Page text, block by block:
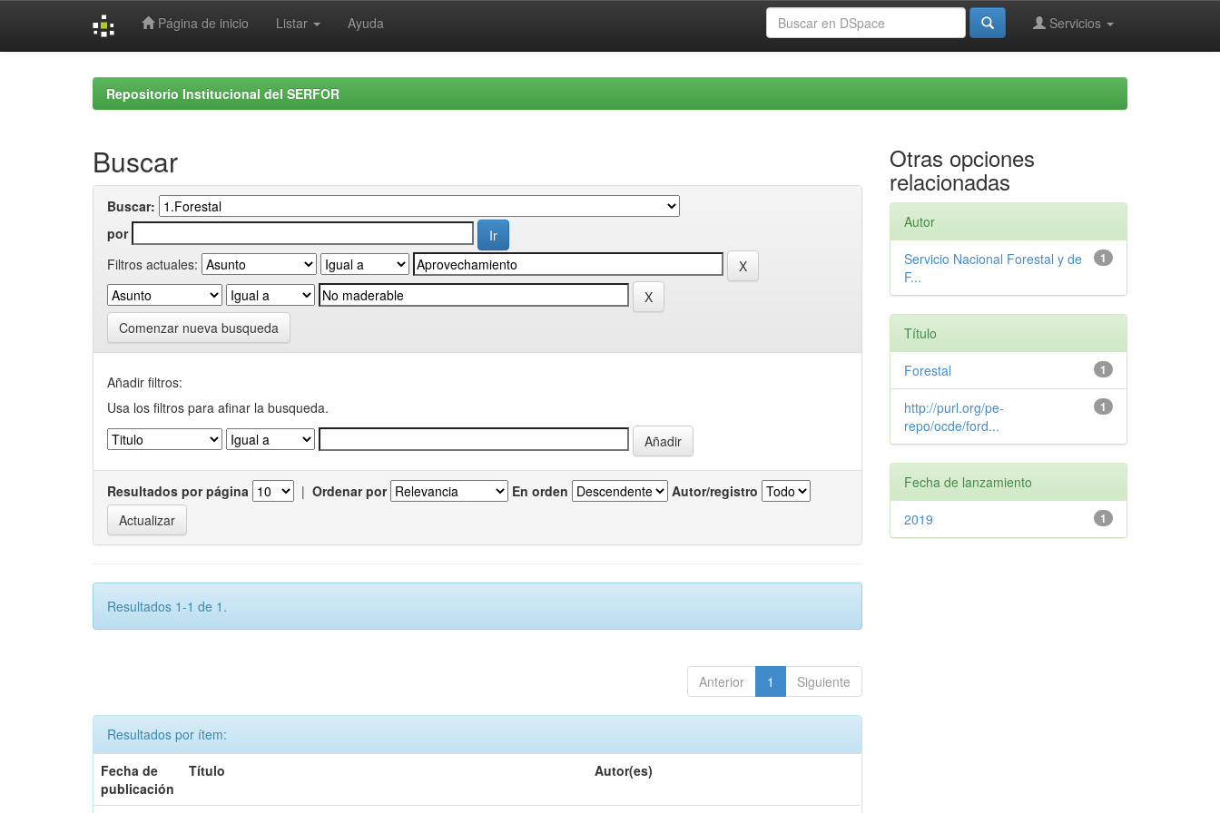
Página de inicio Listar Ayuda Servicios
Repositorio Institucional del SERFOR
Buscar
Buscar:
por
Filtros actuales:
Comenzar nueva busqueda
Añadir filtros:
Usa los filtros para afinar la busqueda.
Resultados por página | Ordenar por En orden Autor/registro
Resultados 1-1 de 1.
Anterior 1 Siguiente
Resultados por ítem:
Fecha de
publicación
Título Autor(es)
Otras opciones
relacionadas
Autor
1
Servicio Nacional Forestal y de
F...
Título
1
Forestal
1
http://purl.org/pe-
repo/ocde/ford...
Fecha de lanzamiento
1
2019